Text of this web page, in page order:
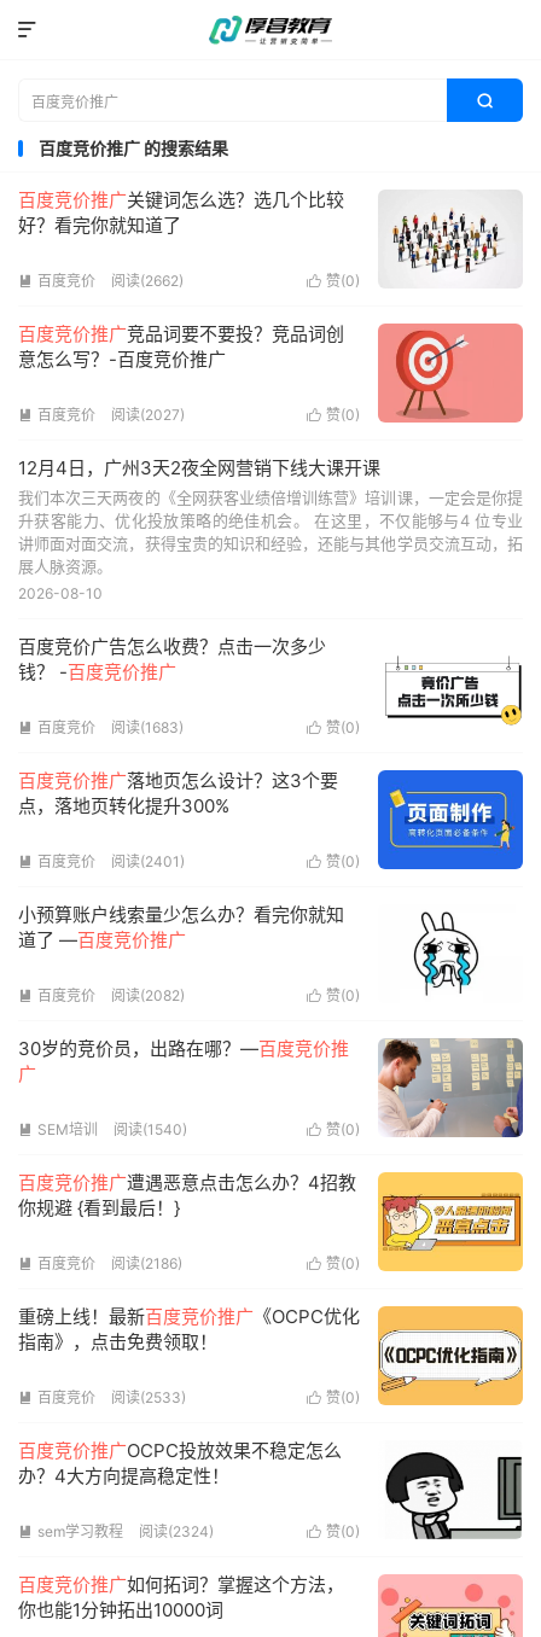


百度竞价推广 的搜索结果
百度竞价推广关键词怎么选？选几个比较
好？看完你就知道了
 赞(0)
 百度竞价 阅读(2662)
百度竞价推广竞品词要不要投？竞品词创
意怎么写？-百度竞价推广
 赞(0)
 百度竞价 阅读(2027)
12月4日，广州3天2夜全网营销下线大课开课
我们本次三天两夜的《全网获客业绩倍增训练营》培训课，一定会是你提
升获客能力、优化投放策略的绝佳机会。 在这里，不仅能够与4 位专业
讲师面对面交流，获得宝贵的知识和经验，还能与其他学员交流互动，拓
展人脉资源。
2026-08-10
百度竞价广告怎么收费？点击一次多少
钱？ -百度竞价推广
 赞(0)
 百度竞价 阅读(1683)
百度竞价推广落地页怎么设计？这3个要
点，落地页转化提升300%
 赞(0)
 百度竞价 阅读(2401)
小预算账户线索量少怎么办？看完你就知
道了 —百度竞价推广
 赞(0)
 百度竞价 阅读(2082)
30岁的竞价员，出路在哪？—百度竞价推
广
 赞(0)
 SEM培训 阅读(1540)
百度竞价推广遭遇恶意点击怎么办？4招教
你规避 {看到最后！}
 赞(0)
 百度竞价 阅读(2186)
重磅上线！最新百度竞价推广 《OCPC优化
指南》，点击免费领取！
 赞(0)
 百度竞价 阅读(2533)
百度竞价推广OCPC投放效果不稳定怎么
办？4大方向提高稳定性！
 赞(0)
 sem学习教程 阅读(2324)
百度竞价推广如何拓词？掌握这个方法，
你也能1分钟拓出10000词